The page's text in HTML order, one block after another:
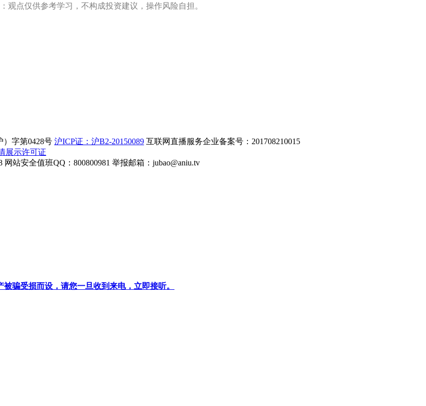
观点仅供参考学习，不构成投资建议，操作风险自担。
）字第0428号 沪ICP证：沪B2-20150089 互联网直播服务企业备案号：201708210015
展示许可证
网站安全值班QQ：800800981 举报邮箱： jubao@aniu.tv
骗受损而设，请您一旦收到来电，立即接听。